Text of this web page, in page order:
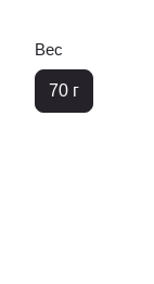
Вес
70 г